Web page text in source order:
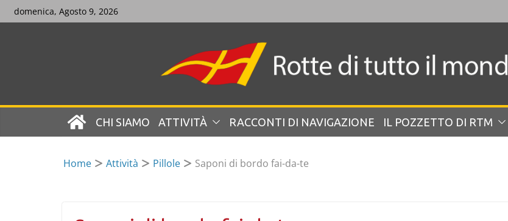
to
domenica, Agosto 9, 2026
CHI SIAMO ATTIVITÀ RACCONTI DI NAVIGAZIONE IL POZZETTO DI RTM
Home Attività Pillole Saponi di bordo fai-da-te